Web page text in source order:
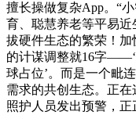
擅长操做复杂App。“
育、聪慧养老等平易
拔硬件生态的繁荣！
的计谋调整就16字
球占位’。而是一个毗
需求的共创生态。正
照护人员发出预警，